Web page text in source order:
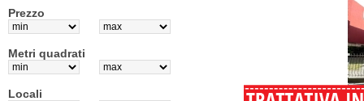
Prezzo
Metri quadrati
Locali